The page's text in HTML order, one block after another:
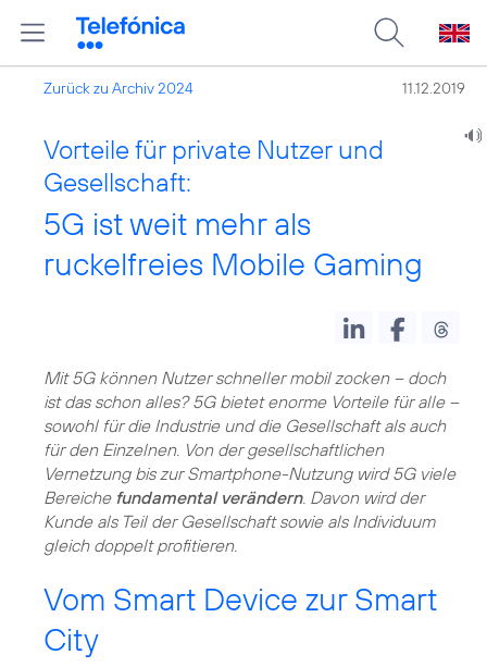
Zurück zu Archiv 2024 11.12.2019
Vorteile für private Nutzer und
Gesellschaft:
5G ist weit mehr als
ruckelfreies Mobile Gaming
Mit5Gkönnen Nutzer schneller mobil zocken – doch
ist das schon alles? 5G bietet enorme Vorteile für alle –
sowohl für die Industrie und die Gesellschaft als auch
für den Einzelnen. Von der gesellschaftlichen
Vernetzung bis zur Smartphone-Nutzung wird 5G viele
Bereiche fundamental verändern. Davon wird der
Kunde als Teil der Gesellschaft sowie als Individuum
gleich doppelt profitieren.
Vom Smart Device zur Smart
City